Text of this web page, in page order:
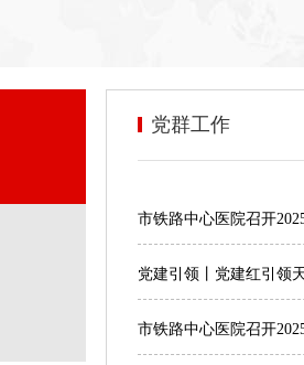
党群工作
市铁路中心医院召开
党建引领丨党建红引领
市铁路中心医院召开